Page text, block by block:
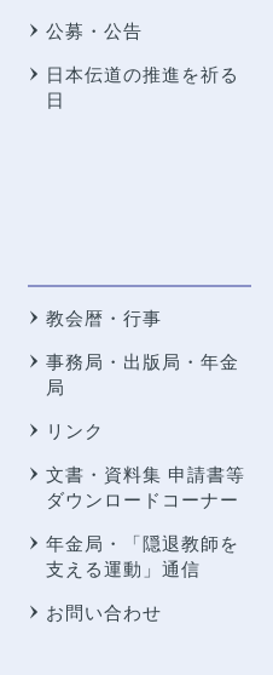
公募・公告
日本伝道の推進を祈る
日
教会暦・行事
事務局・出版局・年金
局
リンク
文書・資料集 申請書等
ダウンロードコーナー
年金局・
「隠退教師を
支える運動」通信
お問い合わせ